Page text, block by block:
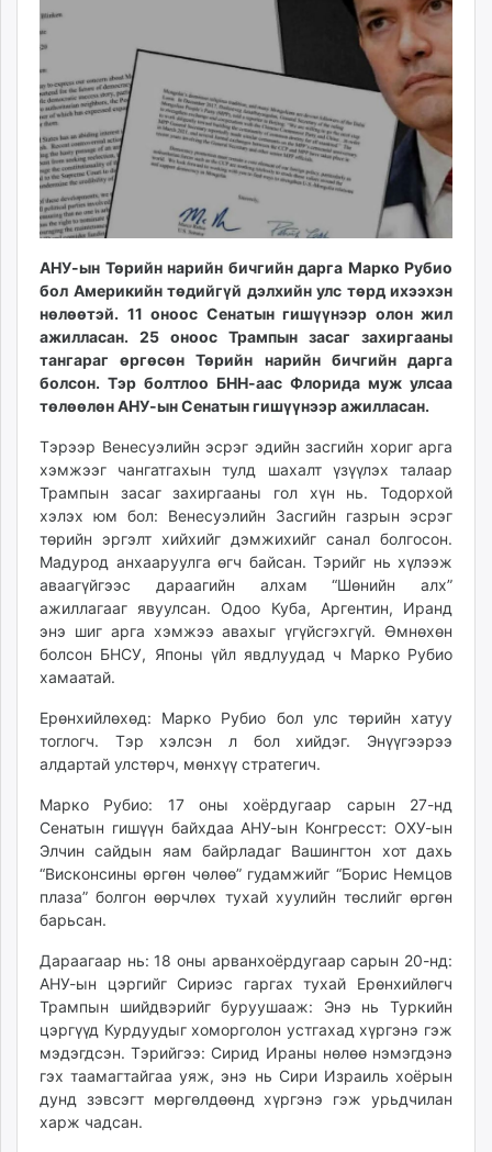
ikon.mn
mnb.mn
Livetv.mn
Eguur.mn
24tsag.mn
shuud.mn
eagle.mn
ergelt.mn
zarig.mn
today.mn
zuv.mn
mminfo.mn
ugluu.mn
urlag.mn
unen.mn
shudarga.mn
shuurhai.mn
unuudur.mn
isee.mn
mglradio.com
fact.mn
tumen.mn
shuum.mn
tvmongolia.mn
mass.mn
assa.mn
toim.mn
tac.mn
paparazzi.mn
unread.today
АНУ-ын Төрийн нарийн бичгийн дарга Марко Рубио
бол Америкийн төдийгүй дэлхийн улс төрд ихээхэн
нөлөөтэй. 11 оноос Сенатын гишүүнээр олон жил
ажилласан. 25 оноос Трампын засаг захиргааны
тангараг өргөсөн Төрийн нарийн бичгийн дарга
болсон. Тэр болтлоо БНН-аас Флорида муж улсаа
төлөөлөн АНУ-ын Сенатын гишүүнээр ажилласан.
Тэрээр Венесуэлийн эсрэг эдийн засгийн хориг арга
хэмжээг чангатгахын тулд шахалт үзүүлэх талаар
Трампын засаг захиргааны гол хүн нь. Тодорхой
хэлэх юм бол: Венесуэлийн Засгийн газрын эсрэг
төрийн эргэлт хийхийг дэмжихийг санал болгосон.
Мадурод анхааруулга өгч байсан. Тэрийг нь хүлээж
аваагүйгээс дараагийн алхам “Шөнийн алх”
ажиллагааг явуулсан. Одоо Куба, Аргентин, Иранд
энэ шиг арга хэмжээ авахыг үгүйсгэхгүй. Өмнөхөн
болсон БНСУ, Японы үйл явдлуудад ч Марко Рубио
хамаатай.
Ерөнхийлөхөд: Марко Рубио бол улс төрийн хатуу
тоглогч. Тэр хэлсэн л бол хийдэг. Энүүгээрээ
алдартай улстөрч, мөнхүү стратегич.
Марко Рубио: 17 оны хоёрдугаар сарын 27-нд
Сенатын гишүүн байхдаа АНУ-ын Конгресст: ОХУ-ын
Элчин сайдын яам байрладаг Вашингтон хот дахь
“Висконсины өргөн чөлөө” гудамжийг “Борис Немцов
плаза” болгон өөрчлөх тухай хуулийн төслийг өргөн
барьсан.
Дараагаар нь: 18 оны арванхоёрдугаар сарын 20-нд:
АНУ-ын цэргийг Сириэс гаргах тухай Ерөнхийлөгч
Трампын шийдвэрийг буруушааж: Энэ нь Туркийн
цэргүүд Курдуудыг хоморголон устгахад хүргэнэ гэж
мэдэгдсэн. Тэрийгээ: Сирид Ираны нөлөө нэмэгдэнэ
гэх таамагтайгаа уяж, энэ нь Сири Израиль хоёрын
дунд зэвсэгт мөргөлдөөнд хүргэнэ гэж урьдчилан
харж чадсан.